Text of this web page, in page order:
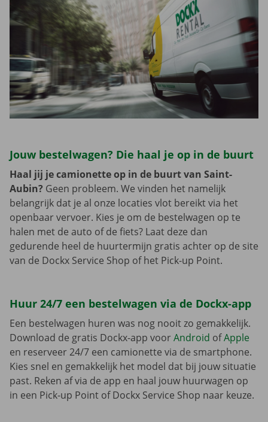
Jouw bestelwagen? Die haal je op in de buurt
Haal jij je camionette op in de buurt van Saint-
Aubin? Geen probleem. We vinden het namelijk
belangrijk dat je al onze locaties vlot bereikt via het
openbaar vervoer. Kies je om de bestelwagen op te
halen met de auto of de fiets? Laat deze dan
gedurende heel de huurtermijn gratis achter op de site
van de Dockx Service Shop of het Pick-up Point.
Huur 24/7 een bestelwagen via de Dockx-app
Een bestelwagen huren was nog nooit zo gemakkelijk.
Download de gratis Dockx-app voorAndroid ofApple
en reserveer 24/7 een camionette via de smartphone.
Kies snel en gemakkelijk het model dat bij jouw situatie
past. Reken af via de app en haal jouw huurwagen op
in een Pick-up Point of Dockx Service Shop naar keuze.